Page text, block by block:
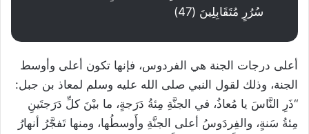
سُرُرٍ مُتَقَابِلِينَ (47)
أعلى درجات الجنة هي الفردوس، فإنها تكون أعلى وأوسط
الجنة، وذلك لقول النبي صلى الله عليه وسلم لمعاذ بن جبل:
“ذَرِ النَّاسَ يا مُعاذُ، في الجنَّةِ مِئةُ دَرَجةٍ، ما بيْنَ كلِّ دَرَجتَينِ
مِئةُ سَنةٍ، والفِردَوسُ أعلى الجنَّةِ وأَوسطُها، ومنها تَفجَّرُ أنهارُ